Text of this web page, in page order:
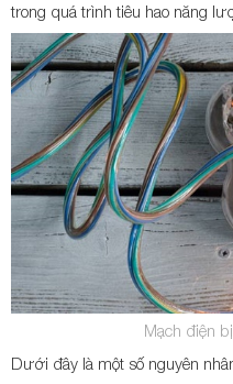
trong quá trình tiêu hao năng
Mạch điện
Dưới đây là một số nguyên